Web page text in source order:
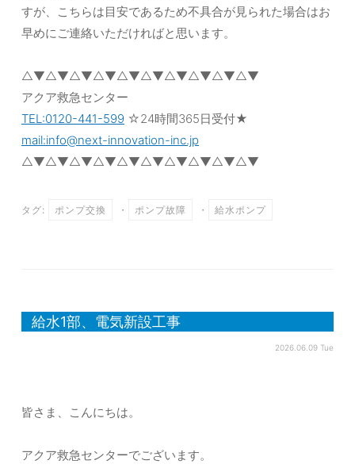
すが、こちらは目安であるため不具合が見られた場合はお
早めにご連絡いただければと思います。
△▼△▼△▼△▼△▼△▼△▼△▼△▼△▼
アクア救急センター
TEL:0120-441-599 ☆24時間365日受付★
mail:info@next-innovation-inc.jp
△▼△▼△▼△▼△▼△▼△▼△▼△▼△▼
タグ: ポンプ交換 ・ ポンプ故障 ・ 給水ポンプ
給水1部、電気新設工事
2026.06.09 Tue
皆さま、こんにちは。
アクア救急センターでございます。